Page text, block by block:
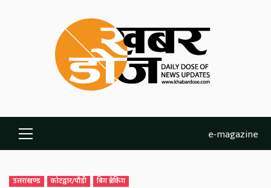
Primary
Menu
e-magazine
उत्तराखण्ड कोटद्वार/पौड़ी बिग ब्रेकिंग